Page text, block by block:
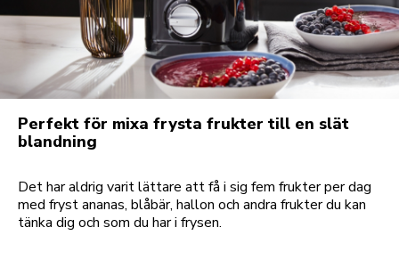
Perfekt för mixa frysta frukter till en slät
blandning
Det har aldrig varit lättare att få i sig fem frukter per dag
med fryst ananas, blåbär, hallon och andra frukter du kan
tänka dig och som du har i frysen.